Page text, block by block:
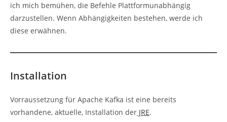
ich mich bemühen, die Befehle Plattformunabhängig
darzustellen. Wenn Abhängigkeiten bestehen, werde ich
diese erwähnen.
Installation
Vorraussetzung für Apache Kafka ist eine bereits
vorhandene, aktuelle, Installation der JRE.